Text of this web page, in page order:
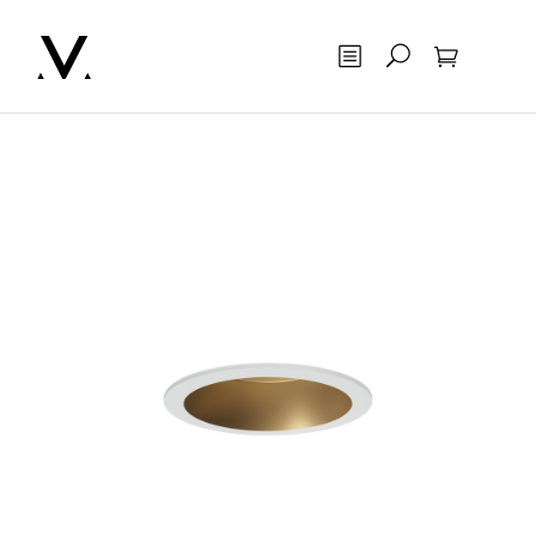
OtsingOstukorv